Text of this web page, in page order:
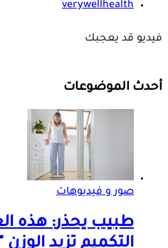
verywellhealth
فيديو قد يعجبك
أحدث الموضوعات
صور و فيديوهات
طبيب يحذر: هذه